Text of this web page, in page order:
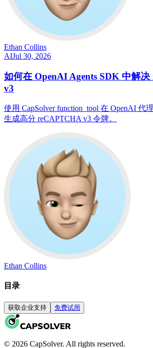
Ethan Collins
AIJul 30, 2026
如何在 OpenAI Agents SDK 中解
v3
使用 CapSolver function_tool 在 OpenAI 代
生成高分 reCAPTCHA v3 令牌。
Ethan Collins
目录
获取企业支持 免费试用
© 2026 CapSolver. All rights reserved.